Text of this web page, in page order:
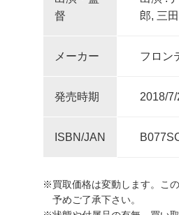
督
郎, 三
メーカー フロン
発売時期 2018/
ISBN/JAN
※買取価格は変動します。こ
予めご了承下さい。